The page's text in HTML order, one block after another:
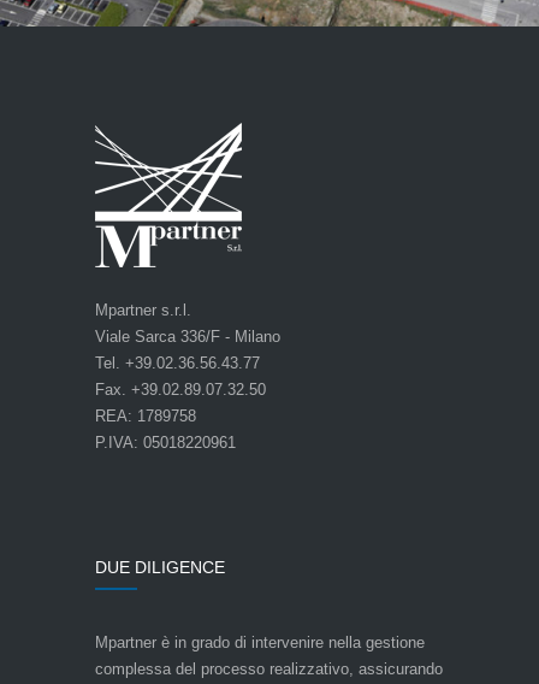
Mpartner s.r.l.
Viale Sarca 336/F - Milano
Tel. +39.02.36.56.43.77
Fax. +39.02.89.07.32.50
REA: 1789758
P.IVA: 05018220961
DUE DILIGENCE
Mpartner è in grado di intervenire nella gestione
complessa del processo realizzativo, assicurando